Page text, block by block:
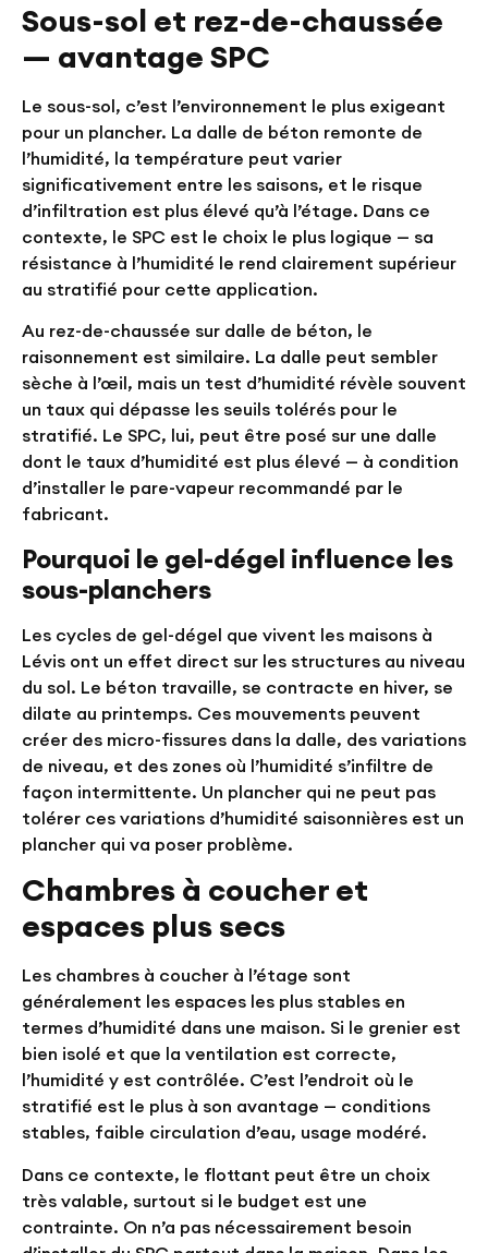
Sous-sol et rez-de-chaussée
— avantage SPC
Le sous-sol, c’est l’environnement le plus exigeant
pour un plancher. La dalle de béton remonte de
l’humidité, la température peut varier
significativement entre les saisons, et le risque
d’infiltration est plus élevé qu’à l’étage. Dans ce
contexte, le SPC est le choix le plus logique — sa
résistance à l’humidité le rend clairement supérieur
au stratifié pour cette application.
Au rez-de-chaussée sur dalle de béton, le
raisonnement est similaire. La dalle peut sembler
sèche à l’œil, mais un test d’humidité révèle souvent
un taux qui dépasse les seuils tolérés pour le
stratifié. Le SPC, lui, peut être posé sur une dalle
dont le taux d’humidité est plus élevé — à condition
d’installer le pare-vapeur recommandé par le
fabricant.
Pourquoi le gel-dégel influence les
sous-planchers
Les cycles de gel-dégel que vivent les maisons à
Lévis ont un effet direct sur les structures au niveau
du sol. Le béton travaille, se contracte en hiver, se
dilate au printemps. Ces mouvements peuvent
créer des micro-fissures dans la dalle, des variations
de niveau, et des zones où l’humidité s’infiltre de
façon intermittente. Un plancher qui ne peut pas
tolérer ces variations d’humidité saisonnières est un
plancher qui va poser problème.
Chambres à coucher et
espaces plus secs
Les chambres à coucher à l’étage sont
généralement les espaces les plus stables en
termes d’humidité dans une maison. Si le grenier est
bien isolé et que la ventilation est correcte,
l’humidité y est contrôlée. C’est l’endroit où le
stratifié est le plus à son avantage — conditions
stables, faible circulation d’eau, usage modéré.
Dans ce contexte, le flottant peut être un choix
très valable, surtout si le budget est une
contrainte. On n’a pas nécessairement besoin